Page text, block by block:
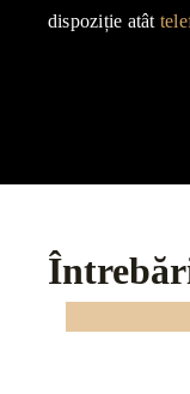
dispoziție atât